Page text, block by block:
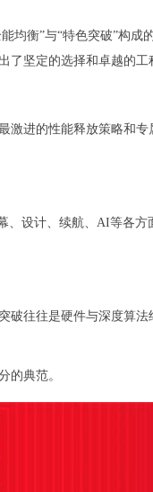
均衡”与“特色突破”构成
坚定的选择和卓越的工
激进的性能释放策略和
设计、续航、AI等各方
破往往是硬件与深度算法
的典范。